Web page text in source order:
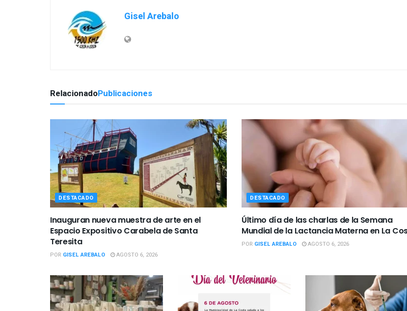
Gisel Arebalo
RelacionadoPublicaciones
DESTACADO
Inauguran nueva muestra de arte en el
Espacio Expositivo Carabela de Santa
Teresita
POR GISEL AREBALO AGOSTO 6, 2026
DESTACADO
Último día de las charlas de la Semana
Mundial de la Lactancia Materna en La
POR GISEL AREBALO AGOSTO 6, 2026